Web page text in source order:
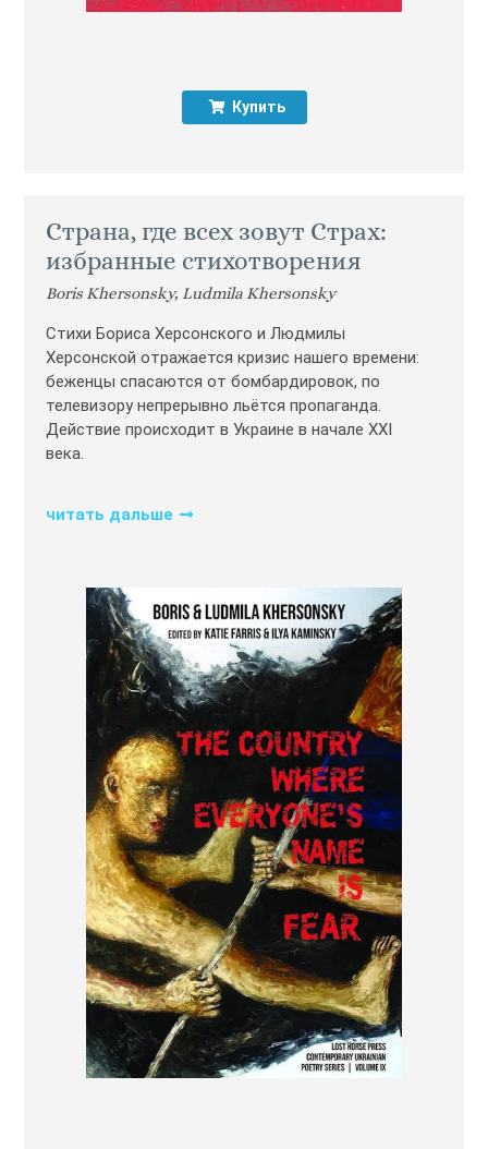
Купить
Страна, где всех зовут Страх:
избранные стихотворения
Boris Khersonsky, Ludmila Khersonsky
Стихи Бориса Херсонского и Людмилы
Херсонской отражается кризис нашего времени:
беженцы спасаются от бомбардировок, по
телевизору непрерывно льётся пропаганда.
Действие происходит в Украине в начале XXI
века.
читать дальше